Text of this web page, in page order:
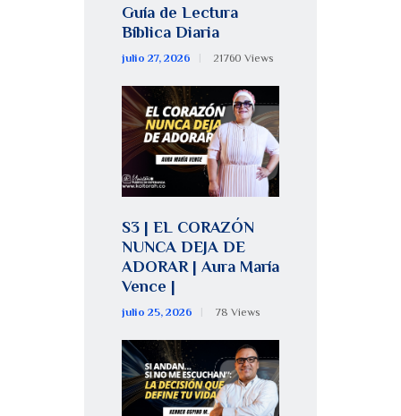
Guía de Lectura
Bíblica Diaria
julio 27, 2026 21760 Views
S3 | EL CORAZÓN
NUNCA DEJA DE
ADORAR | Aura María
Vence |
julio 25, 2026 78 Views